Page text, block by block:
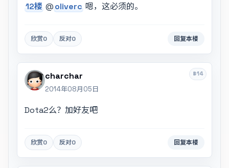
12楼 @oliverc 嗯，这必须的。
欣赏0 反对0 回复本楼
#14
charchar
2014年08月05日
Dota2么？加好友吧
欣赏0 反对0 回复本楼